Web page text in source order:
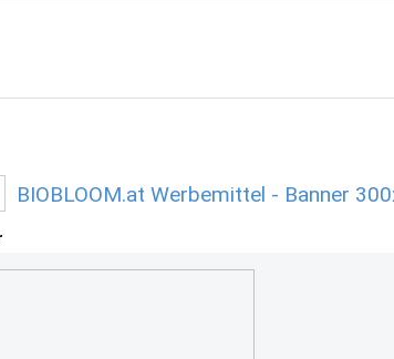
BIOBLOOM.at Werbemittel - Banner